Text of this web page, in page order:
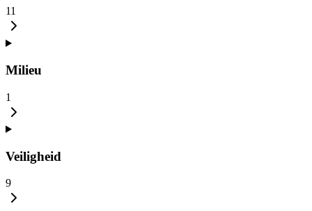
11
Milieu
1
Veiligheid
9